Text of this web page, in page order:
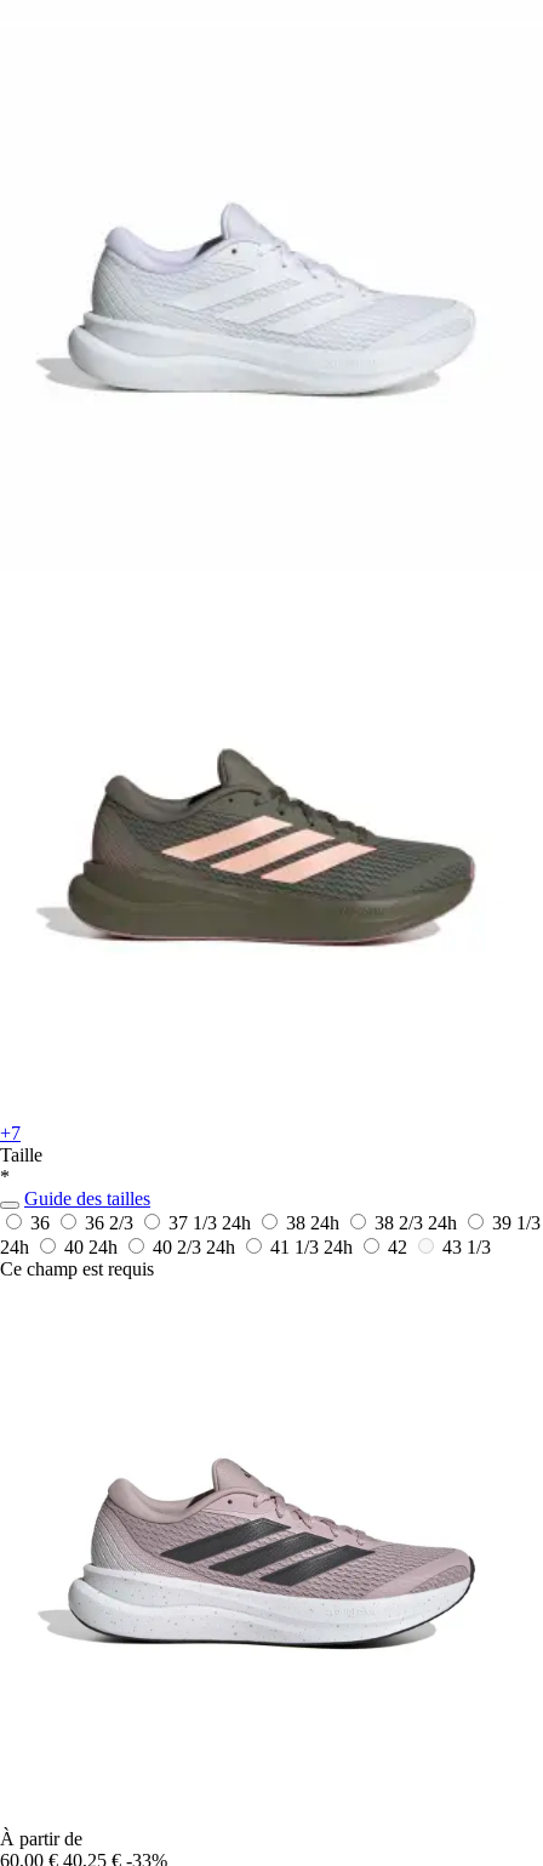
+7
Taille
*
Guide des tailles
36
36 2/3 37 1/3 24h 38 24h 38 2/3 24h
39 1/3
24h
40 24h 40 2/3 24h 41 1/3 24h 42
43 1/3
Ce champ est requis
À partir de
60,00 € 40,25 € -33%